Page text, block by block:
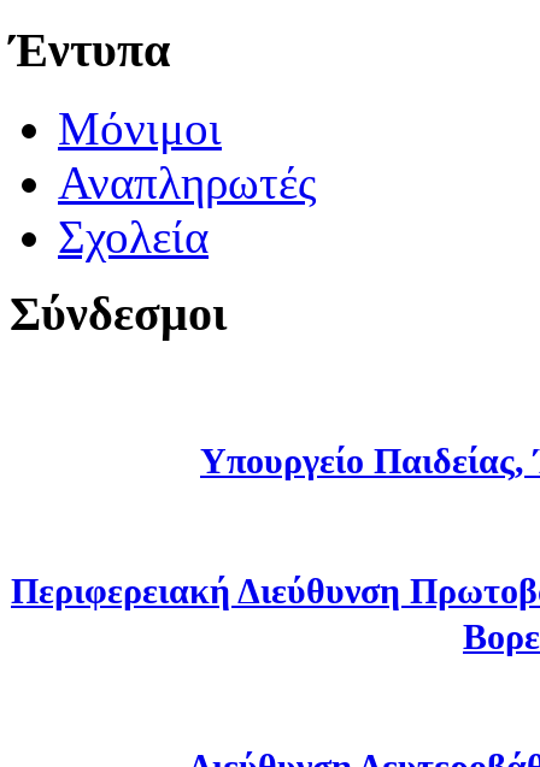
Έντυπα
Μόνιμοι
Αναπληρωτές
Σχολεία
Σύνδεσμοι
Υπουργείο
Περιφερειακή Διεύθυνση